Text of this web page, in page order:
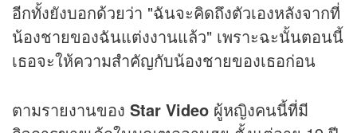
อีกทั้งยังบอกด้วยว่า "ฉันจะคิดถึงตัวเองหลังจากที่
น้องชายของฉันแต่งงานแล้ว" เพราะฉะนั้นตอนนี้
เธอจะให้ความสำคัญกับน้องชายของเธอก่อน
ตามรายงานของ Star Video ผู้หญิงคนนี้ที่มี